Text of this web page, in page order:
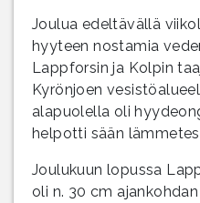
Joulua edeltävällä
hyyteen nostamia
Lappforsin ja Kolpin
Kyrönjoen
alapuolella oli
helpotti sään
Joulukuun lopussa
oli n. 30 cm